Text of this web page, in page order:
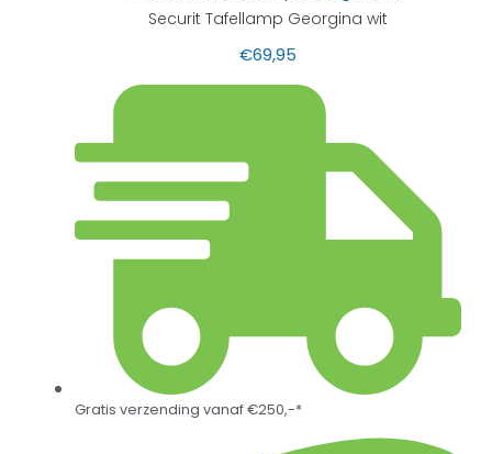
Securit Tafellamp Georgina wit
€69,95
Gratis verzending vanaf €250,-*